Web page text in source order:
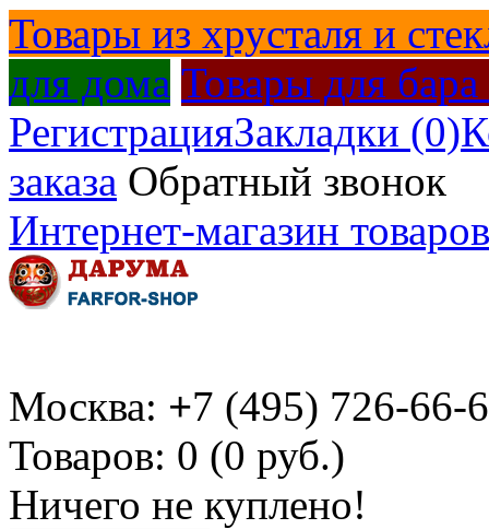
Товары из хрусталя и
для дома Товары для бара
РегистрацияЗакладки (0)
заказа Обратный звонок
Интернет-магазин
Москва: +7 (495) 726-66-
Товаров: 0 (0 руб.)
Ничего не куплено!